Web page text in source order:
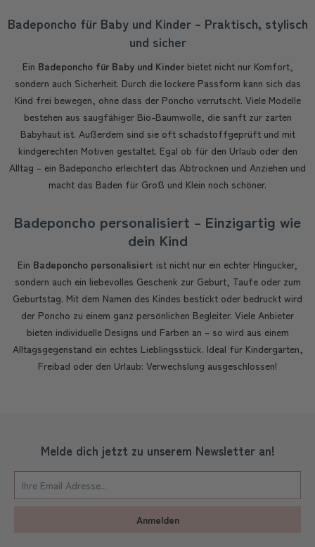
Badeponcho für Baby und Kinder – Praktisch, stylisch
und sicher
Ein Badeponcho für Baby und Kinderbietet nicht nur Komfort,
sondern auch Sicherheit. Durch die lockere Passform kann sich das
Kind frei bewegen, ohne dass der Poncho verrutscht. Viele Modelle
bestehen aus saugfähiger Bio-Baumwolle, die sanft zur zarten
Babyhaut ist. Außerdem sind sie oft schadstoffgeprüft und mit
kindgerechten Motiven gestaltet. Egal ob für den Urlaub oder den
Alltag – ein Badeponcho erleichtert das Abtrocknen und Anziehen und
macht das Baden für Groß und Klein noch schöner.
Badeponcho personalisiert – Einzigartig wie
dein Kind
Ein Badeponcho personalisiert ist nicht nur ein echter Hingucker,
sondern auch ein liebevolles Geschenk zur Geburt, Taufe oder zum
Geburtstag. Mit dem Namen des Kindes bestickt oder bedruckt wird
der Poncho zu einem ganz persönlichen Begleiter. Viele Anbieter
bieten individuelle Designs und Farben an – so wird aus einem
Alltagsgegenstand ein echtes Lieblingsstück. Ideal für Kindergarten,
Freibad oder den Urlaub: Verwechslung ausgeschlossen!
Melde dich jetzt zu unserem Newsletter an!
Anmelden